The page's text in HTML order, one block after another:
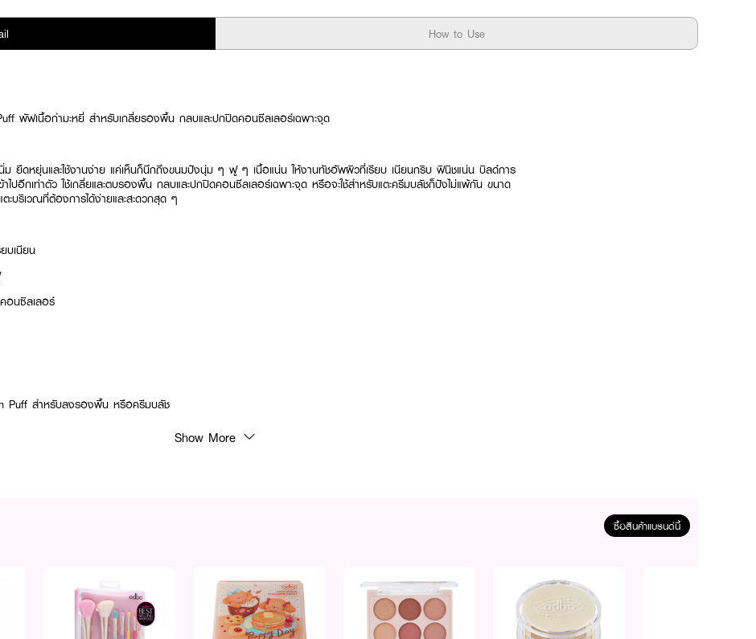
How to Use
พัฟเนื้อกำมะหยี่ สำหรับเกลี่ยรองพื้น กลบและปกปิดคอนซีลเลอร์เฉพาะจุด
ม ยืดหยุ่นและใช้งานง่าย แค่เห็นก็นึกถึงขนมปังนุ่ม ๆ ฟู ๆ เนื้อแน่น ให้งานทัชอัพผิวที่เรียบ เนียนกริบ ฟินิชแน่น บิลด์การ
าไปอีกเท่าตัว ใช้เกลี่ยและตบรองพื้น กลบและปกปิดคอนซีลเลอร์เฉพาะจุด หรือจะใช้สำหรับแตะครีมบลัชก็ปังไม่แพ้กัน ขนาด
ะบริเวณที่ต้องการได้ง่ายและสะดวกสุด ๆ
บเนียน
อนซิลเลอร์
Puff สำหรับลงรองพื้น หรือครีมบลัช
Show More
ซื้อสินค้าแบรนด์นี้